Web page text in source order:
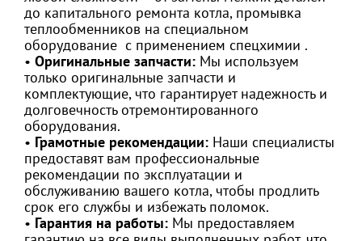
до капитального ремонта котла, промывка
теплообменников на специальном
оборудование с применением спецхимии .
• Оригинальные запчасти: Мы используем
только оригинальные запчасти и
комплектующие, что гарантирует надежность и
долговечность отремонтированного
оборудования.
• Грамотные рекомендации: Наши специалисты
предоставят вам профессиональные
рекомендации по эксплуатации и
обслуживанию вашего котла, чтобы продлить
срок его службы и избежать поломок.
• Гарантия на работы: Мы предоставляем